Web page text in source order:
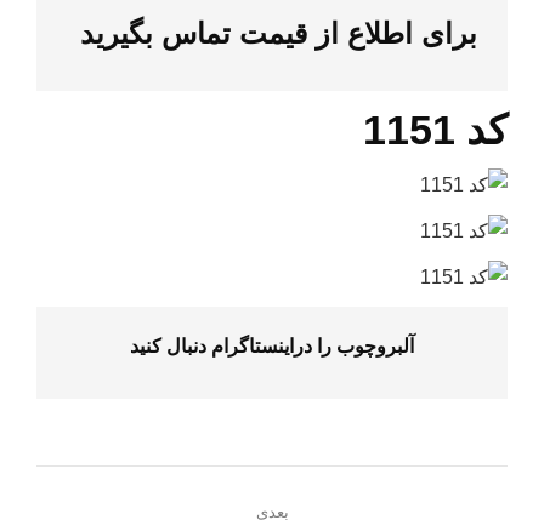
برای اطلاع از قیمت تماس بگیرید
کد 1151
آلبروچوب را در اینستاگرام دنبال کنید
بعدی